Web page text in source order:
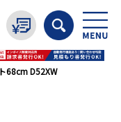
68cm D52XW